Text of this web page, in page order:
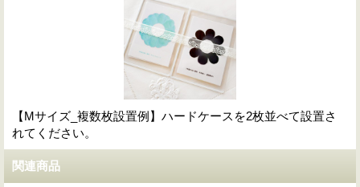
【Mサイズ_複数枚設置例】ハードケースを2枚並べて設置さ
れてください。
関連商品